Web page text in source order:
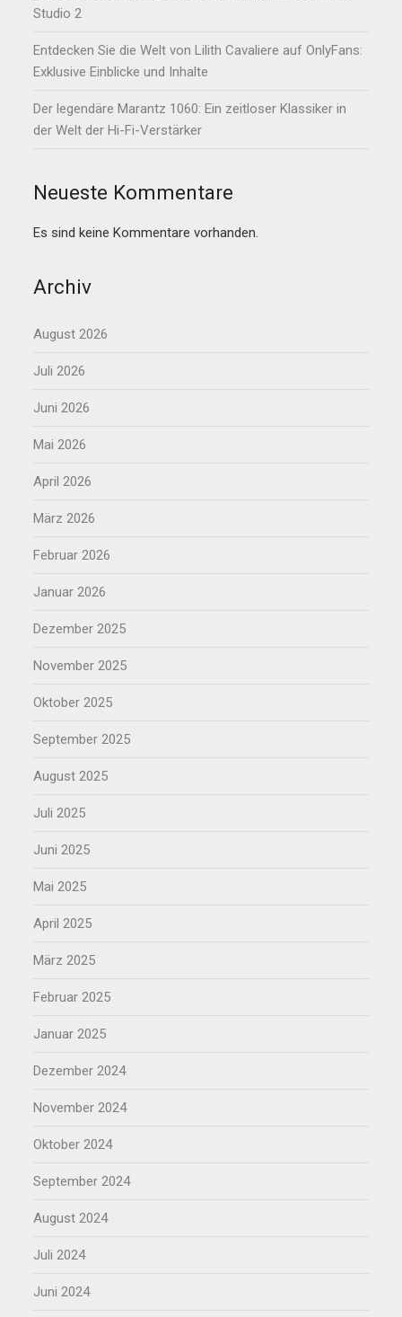
Studio 2
Entdecken Sie die Welt von Lilith Cavaliere auf OnlyFans:
Exklusive Einblicke und Inhalte
Der legendäre Marantz 1060: Ein zeitloser Klassiker in
der Welt der Hi-Fi-Verstärker
Neueste Kommentare
Es sind keine Kommentare vorhanden.
Archiv
August 2026
Juli 2026
Juni 2026
Mai 2026
April 2026
März 2026
Februar 2026
Januar 2026
Dezember 2025
November 2025
Oktober 2025
September 2025
August 2025
Juli 2025
Juni 2025
Mai 2025
April 2025
März 2025
Februar 2025
Januar 2025
Dezember 2024
November 2024
Oktober 2024
September 2024
August 2024
Juli 2024
Juni 2024